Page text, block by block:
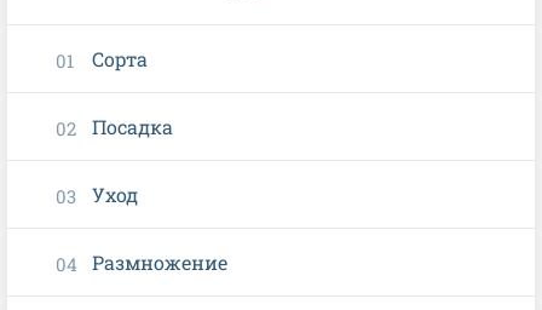
Сорта
Посадка
Уход
Размножение